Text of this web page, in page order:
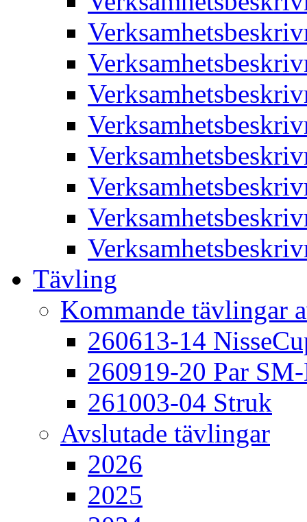
Tävling
Kommande tävlingar
260613-14
260919-20 Par
261003-04 Struk
Avslutade tävlingar
2026
2025